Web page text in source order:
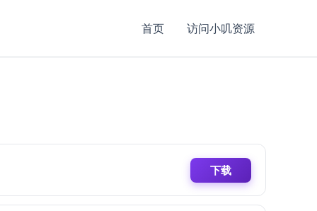
首页 访问小叽资源
下载